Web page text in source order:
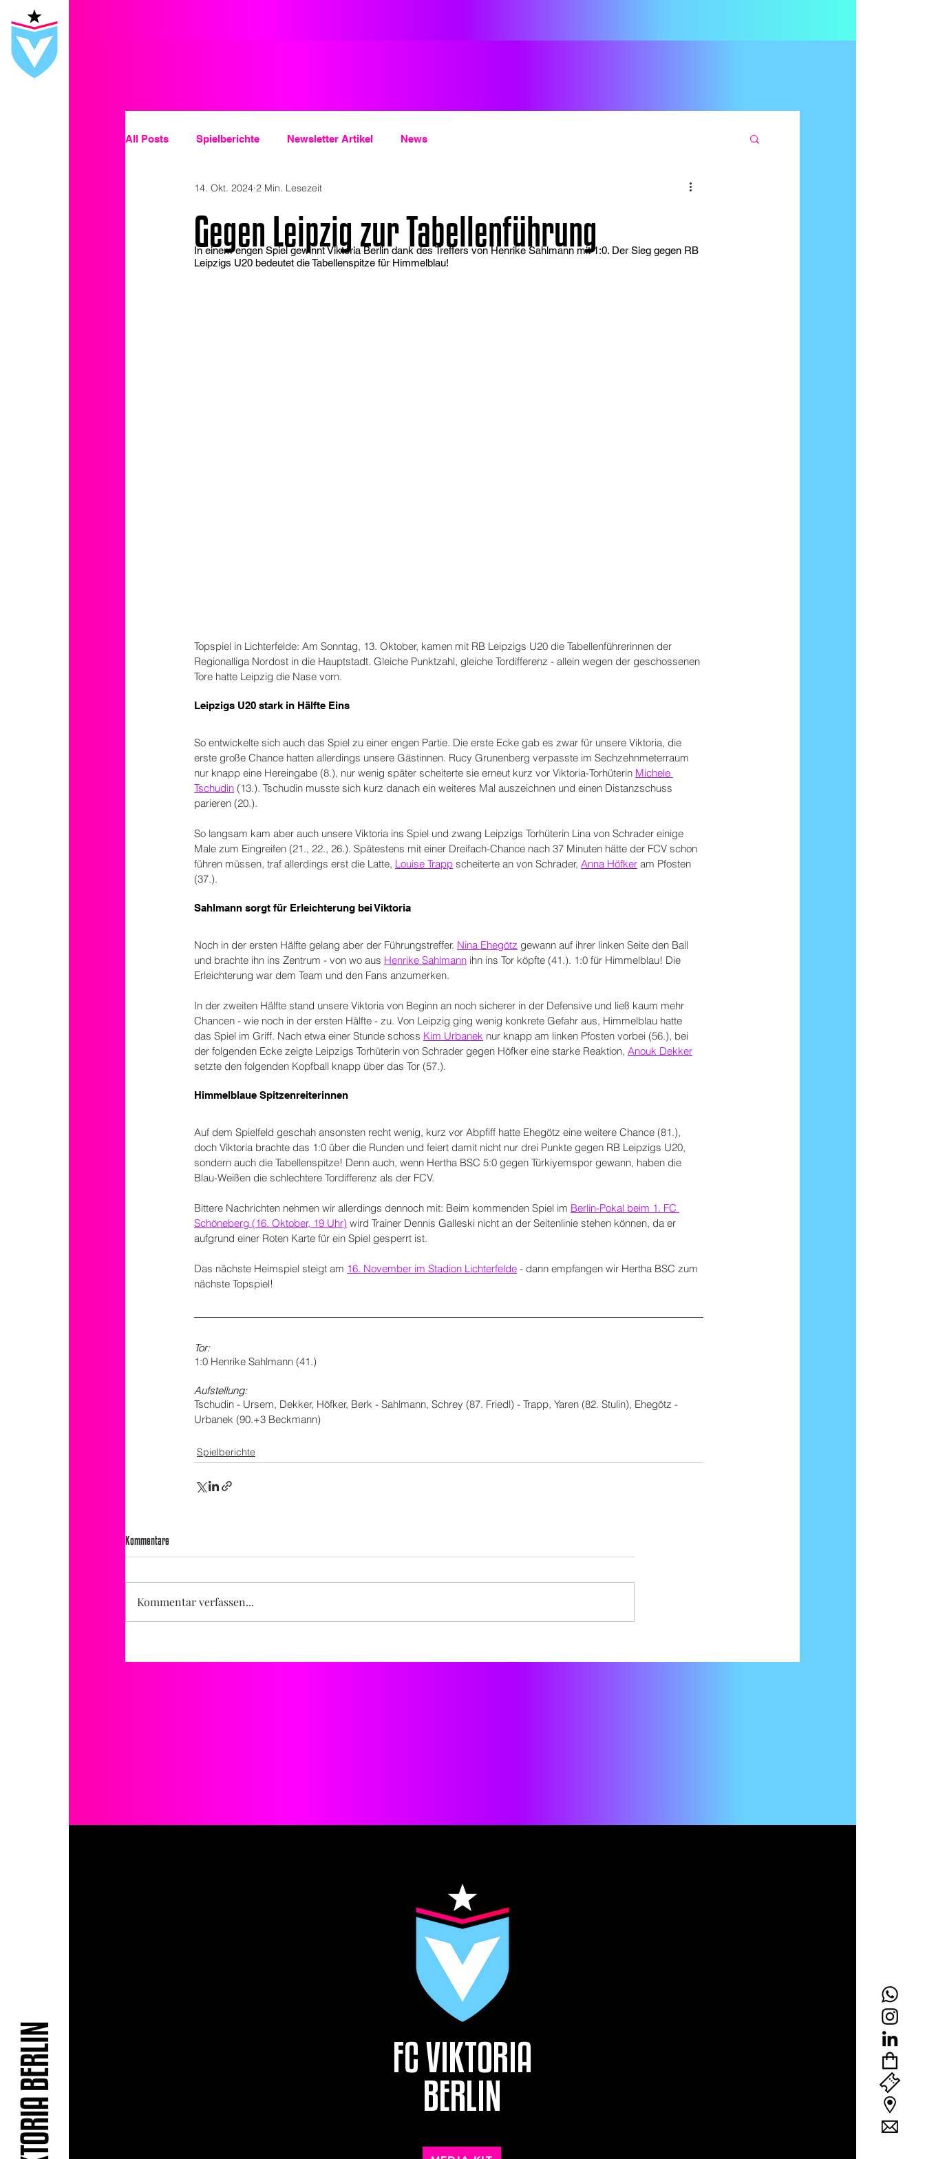
All Posts Spielberichte Newsletter Artikel News
Gegen Leipzig zur Tabellenführung
14. Okt. 2024 2 Min. Lesezeit
In einem engen Spiel gewinnt Viktoria Berlin dank des Treffers von Henrike Sahlmann mit 1:0. Der Sieg gegen RB
Leipzigs U20 bedeutet die Tabellenspitze für Himmelblau!
Topspiel in Lichterfelde: Am Sonntag, 13. Oktober, kamen mit RB Leipzigs U20 die Tabellenführerinnen der
Regionalliga Nordost in die Hauptstadt. Gleiche Punktzahl, gleiche Tordifferenz - allein wegen der geschossenen
Tore hatte Leipzig die Nase vorn.
Leipzigs U20 stark in Hälfte Eins
So entwickelte sich auch das Spiel zu einer engen Partie. Die erste Ecke gab es zwar für unsere Viktoria, die
erste große Chance hatten allerdings unsere Gästinnen. Rucy Grunenberg verpasste im Sechzehnmeterraum
nur knapp eine Hereingabe (8.), nur wenig später scheiterte sie erneut kurz vor Viktoria-Torhüterin Michele
Tschudin (13.). Tschudin musste sich kurz danach ein weiteres Mal auszeichnen und einen Distanzschuss
parieren (20.).
So langsam kam aber auch unsere Viktoria ins Spiel und zwang Leipzigs Torhüterin Lina von Schrader einige
Male zum Eingreifen (21., 22., 26.). Spätestens mit einer Dreifach-Chance nach 37 Minuten hätte der FCV schon
führen müssen, traf allerdings erst die Latte, Louise Trapp scheiterte an von Schrader, Anna Höfker am Pfosten
(37.).
Sahlmann sorgt für Erleichterung bei Viktoria
Noch in der ersten Hälfte gelang aber der Führungstreffer. Nina Ehegötz gewann auf ihrer linken Seite den Ball
und brachte ihn ins Zentrum - von wo aus Henrike Sahlmann ihn ins Tor köpfte (41.). 1:0 für Himmelblau! Die
Erleichterung war dem Team und den Fans anzumerken.
In der zweiten Hälfte stand unsere Viktoria von Beginn an noch sicherer in der Defensive und ließ kaum mehr
Chancen - wie noch in der ersten Hälfte - zu. Von Leipzig ging wenig konkrete Gefahr aus, Himmelblau hatte
das Spiel im Griff. Nach etwa einer Stunde schoss Kim Urbanek nur knapp am linken Pfosten vorbei (56.), bei
der folgenden Ecke zeigte Leipzigs Torhüterin von Schrader gegen Höfker eine starke Reaktion, Anouk Dekker
setzte den folgenden Kopfball knapp über das Tor (57.).
Himmelblaue Spitzenreiterinnen
Auf dem Spielfeld geschah ansonsten recht wenig, kurz vor Abpfiff hatte Ehegötz eine weitere Chance (81.),
doch Viktoria brachte das 1:0 über die Runden und feiert damit nicht nur drei Punkte gegen RB Leipzigs U20,
sondern auch die Tabellenspitze! Denn auch, wenn Hertha BSC 5:0 gegen Türkiyemspor gewann, haben die
Blau-Weißen die schlechtere Tordifferenz als der FCV.
Bittere Nachrichten nehmen wir allerdings dennoch mit: Beim kommenden Spiel im Berlin-Pokal beim 1. FC
Schöneberg (16. Oktober, 19 Uhr) wird Trainer Dennis Galleski nicht an der Seitenlinie stehen können, da er
aufgrund einer Roten Karte für ein Spiel gesperrt ist.
Das nächste Heimspiel steigt am 16. November im Stadion Lichterfelde - dann empfangen wir Hertha BSC zum
nächste Topspiel!
Tor:
1:0 Henrike Sahlmann (41.)
Aufstellung:
Tschudin - Ursem, Dekker, Höfker, Berk - Sahlmann, Schrey (87. Friedl) - Trapp, Yaren (82. Stulin), Ehegötz -
Urbanek (90.+3 Beckmann)
Spielberichte
Kommentare
Kommentar verfassen...
FC VIKTORIA
BERLIN